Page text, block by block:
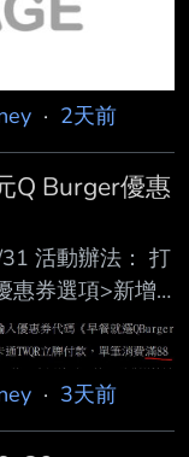
· 2天前
Q Burger優惠
活動辦法： 打
惠券選項>新增
就選QBurger 》
Burger實體門市
一卡通TWQR
· 3天前